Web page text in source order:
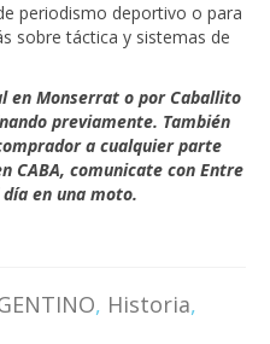
periodismo deportivo o para
sobre táctica y sistemas de
en Monserrat o por Caballito
previamente. También
a cualquier parte
CABA, comunicate con Entre
en una moto.
, Historia,